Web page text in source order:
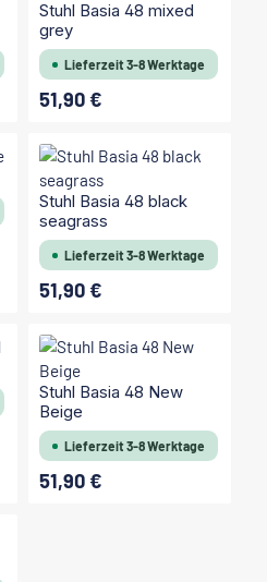
Stuhl Basia 48 mixed
grey
Lieferzeit 3-8 Werktage
Regulärer Preis:
51,90 €
Stuhl Basia 48 black
seagrass
Lieferzeit 3-8 Werktage
Regulärer Preis:
51,90 €
Stuhl Basia 48 New
Beige
Lieferzeit 3-8 Werktage
Regulärer Preis:
51,90 €